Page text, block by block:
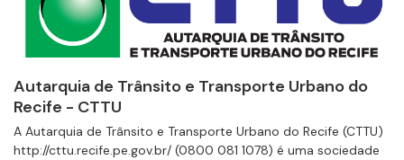
Autarquia de Trânsito e Transporte Urbano do
Recife - CTTU
A Autarquia de Trânsito e Transporte Urbano do Recife (CTTU)
http://cttu.recife.pe.gov.br/ (0800 081 1078) é uma sociedade